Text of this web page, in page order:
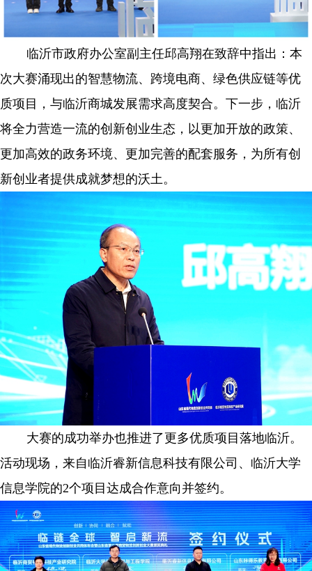
临沂市政府办公室副主任邱高翔在致辞中指出 ： 本
次大赛涌现出的智慧物流、跨境电商、绿色供应链等优
质项目，与临沂商城发展需求高度契合。下一步，临沂
将全力营造一流的创新创业生态，以更加开放的政策、
更加高效的政务环境、更加完善的配套服务，为所有创
新创业者提供成就梦想的沃土。
大赛的成功举办也推进了更多优质项目落地临沂。
活动现场，来自临沂睿新信息科技有限公司、临沂大学
信息学院的2个项目达成合作意向并签约。